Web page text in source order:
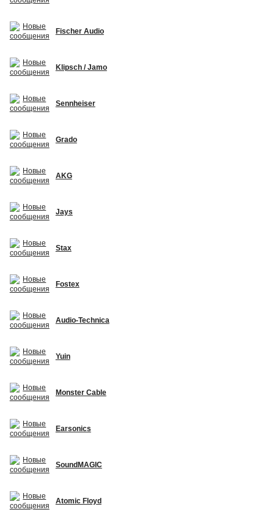
Fischer Audio
Klipsch / Jamo
Sennheiser
Grado
AKG
Jays
Stax
Fostex
Audio-Technica
Yuin
Monster Cable
Earsonics
SoundMAGIC
Atomic Floyd